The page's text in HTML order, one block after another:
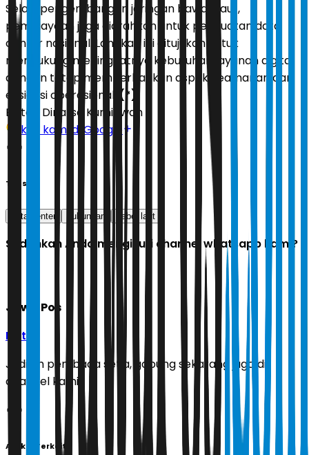
Selain pengembangan jaringan bawah laut,
pembiayaan juga diarahkan untuk penguatan data
center nasional. Langkah ini ditujukan untuk
mendukung meningkatnya kebutuhan layanan digital
dengan tetap memperhatikan aspek keamanan dan
efisiensi operasional. (*)
Editor: Dinarsa Kurniawan
Ikuti kami di Google
Tags
data center dukungan kabel laut
Sudahkah Anda mengikuti channel whatsapp kami?
Jawa Pos
Ikuti
Jadilah pembaca setia, gabung sekarang juga di
channel kami!
Artikel Terkait